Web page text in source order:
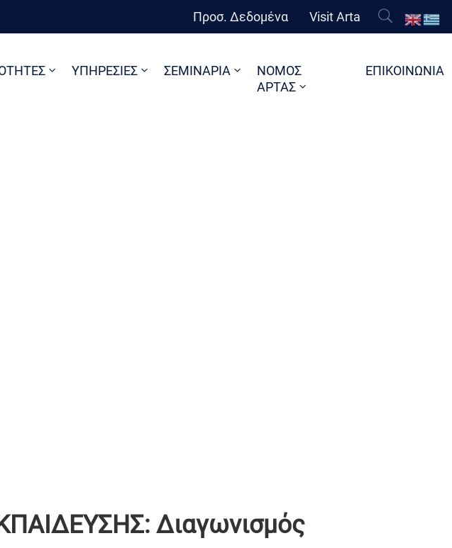
Προσ. Δεδομένα Visit Arta
ΥΠΗΡΕΣΙΕΣ ΣΕΜΙΝΑΡΙΑ
ΝΟΜΟΣ
ΑΡΤΑΣ
ΕΠΙΚΟΙΝΩΝΙΑ
Διαγωνισμός